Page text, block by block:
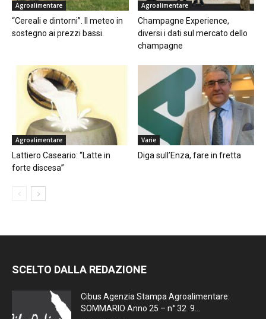
Agroalimentare
“Cereali e dintorni”. Il meteo in
sostegno ai prezzi bassi.
Agroalimentare
Champagne Experience,
diversi i dati sul mercato dello
champagne
Agroalimentare
Lattiero Caseario: “Latte in
forte discesa”
Varie
Diga sull’Enza, fare in fretta
SCELTO DALLA REDAZIONE
Cibus Agenzia Stampa Agroalimentare:
SOMMARIO Anno 25 – n° 32 9...